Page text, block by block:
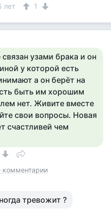
лет 1
узами брака и он
у которой есть
а он берёт на
быть им хорошим
нет. Живите вместе
свои вопросы. Новая
счастливей чем
комментарии
тревожит ?